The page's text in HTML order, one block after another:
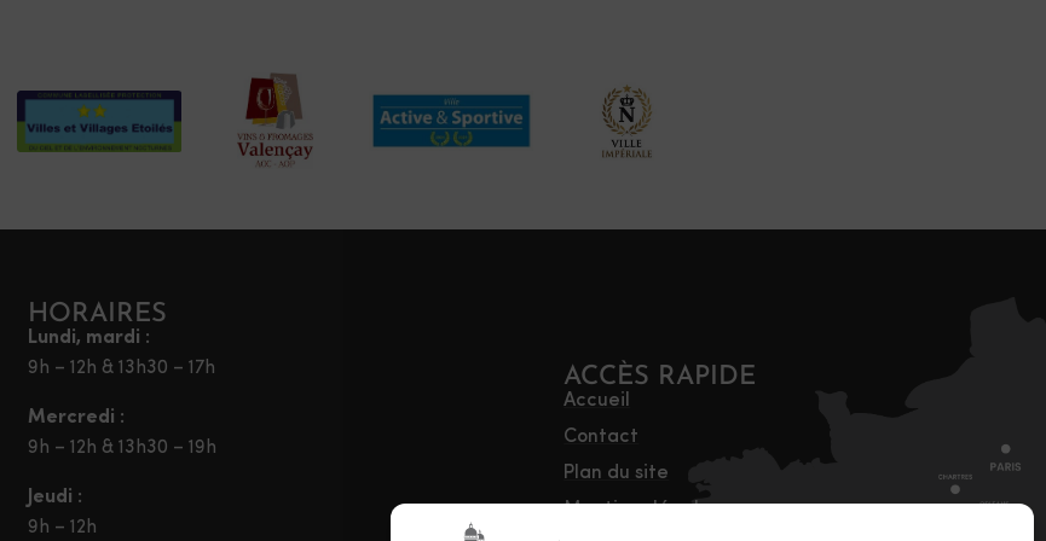
HORAIRES
Lundi, mardi :
9h – 12h & 13h30 – 17h
Mercredi :
9h – 12h & 13h30 – 19h
Jeudi :
9h – 12h
ACCÈS RAPIDE
Accueil
Contact
Plan du site
Mentions légales